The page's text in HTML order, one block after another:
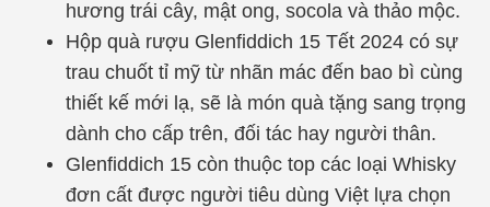
hương trái cây, mật ong, socola và thảo mộc.
Hộp quà rượu Glenfiddich 15 Tết 2024 có sự
trau chuốt tỉ mỹ từ nhãn mác đến bao bì cùng
thiết kế mới lạ, sẽ là món quà tặng sang trọng
dành cho cấp trên, đối tác hay người thân.
Glenfiddich 15 còn thuộc top các loại Whisky
đơn cất được người tiêu dùng Việt lựa chọn